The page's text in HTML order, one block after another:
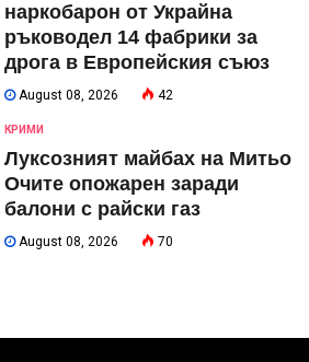
наркобарон от Украйна
ръководел 14 фабрики за
дрога в Европейския съюз
August 08, 2026 42
КРИМИ
Луксозният майбах на Митьо
Очите опожарен заради
балони с райски газ
August 08, 2026 70